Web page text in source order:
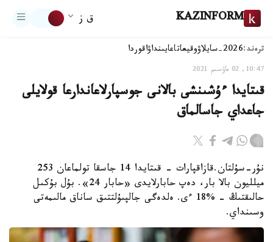
KAZINFORM ق ز
ترەند:2026-سايلاۋ وقيعاتاعايىنداۋاقوردا
10:47, 02 ماۋسىم 2021
قىتايدا ءۇشىنشى بالانى جوسپارلاعاندارعا قولايلى
جاعداي جاسالماق
نۇر-سۇلتان.قازاقپارات - قىتايدا 14 جاسقا تولماعان 253
ميلليون بالا بار، دەپ حابارلايدى «حابار 24». بۇل بۇكىل
حالىقتىڭ - %18 ءى. ەلدەگى جالپىۇلتتىق ساناق مالىمەتى
وسىنداي.